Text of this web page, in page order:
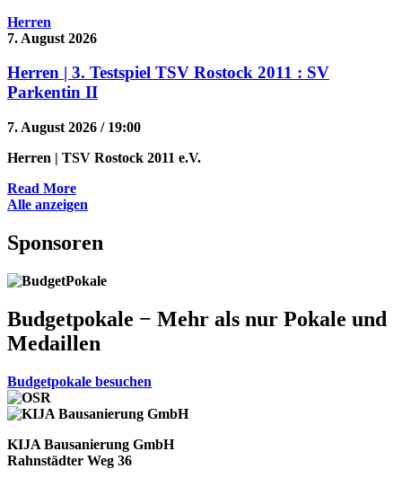
Herren
7. August 2026
Herren | 3. Testspiel TSV Rostock 2011 : SV
Parkentin II
7. August 2026 / 19:00
Herren | TSV Rostock 2011 e.V.
Read More
Alle anzeigen
Sponsoren
Budgetpokale − Mehr als nur Pokale und
Medaillen
Budgetpokale besuchen
KIJA Bausanierung GmbH
Rahnstädter Weg 36